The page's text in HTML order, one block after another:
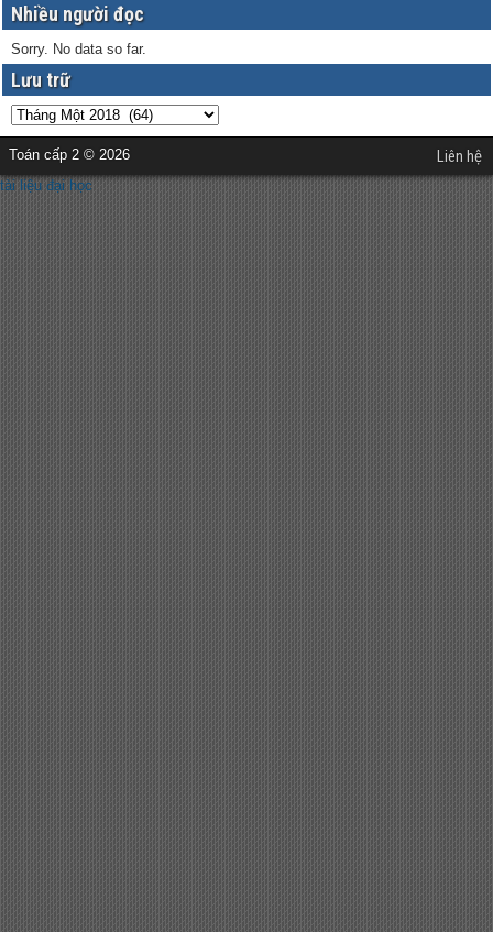
Nhiều người đọc
Sorry. No data so far.
Lưu trữ
Toán cấp 2 © 2026 Liên hệ
tài liệu đại học